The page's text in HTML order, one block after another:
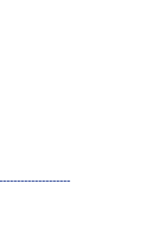
-------------------